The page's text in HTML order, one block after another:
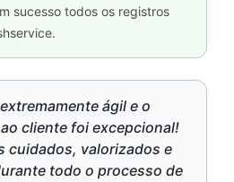
sucesso todos os registros
ágil e o
cliente foi excepcional!
cuidados, valorizados e
todo o processo de